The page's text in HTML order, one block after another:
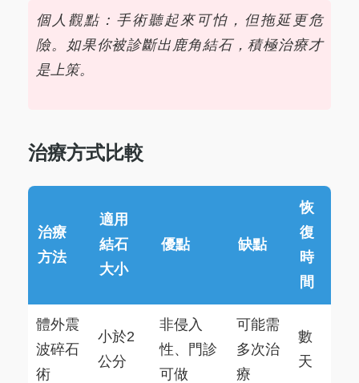
個人觀點：手術聽起來可怕，但拖延更危
險。如果你被診斷出鹿角結石，積極治療才
是上策。
治療方式比較
治療
方法
適用
結石
大小
優點 缺點
恢
復
時
間
體外震
波碎石
術
小於2
公分
非侵入
性、門診
可做
可能需
多次治
療
數
天